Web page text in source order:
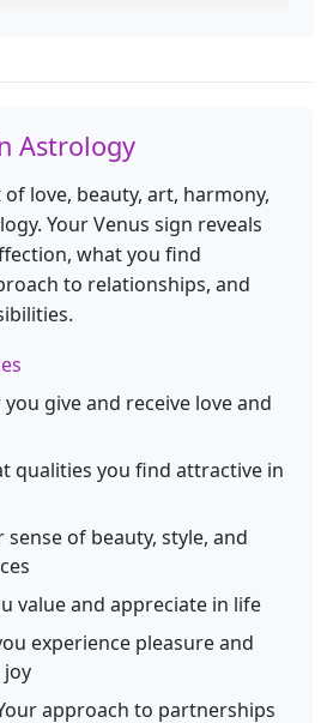
Astrology
love, beauty, art, harmony,
Your Venus sign reveals
what you find
to relationships, and
you give and receive love and
qualities you find attractive in
sense of beauty, style, and
value and appreciate in life
experience pleasure and
approach to partnerships